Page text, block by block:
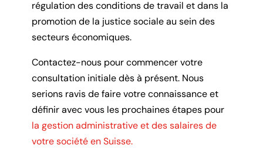
régulation des conditions de travail et dans la
promotion de la justice sociale au sein des
secteurs économiques.
Contactez-nous pour commencer votre
consultation initiale dès à présent. Nous
serions ravis de faire votre connaissance et
définir avec vous les prochaines étapes pour
la gestion administrative et des salaires de
votre société en Suisse.